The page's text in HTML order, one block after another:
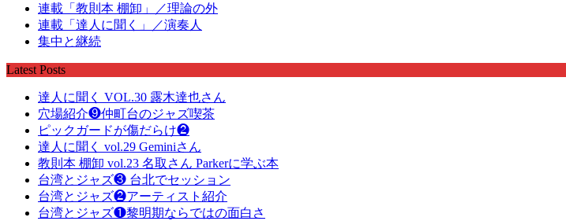
連載「教則本 棚卸」／理論の外
連載「達人に聞く」／演奏人
集中と継続
Latest Posts
達人に聞く VOL.30 露木達也さん
穴場紹介❾仲町台のジャズ喫茶
ピックガードが傷だらけ❷
達人に聞く vol.29 Geminiさん
教則本 棚卸 vol.23 名取さん Parkerに学ぶ本
台湾とジャズ❸ 台北でセッション
台湾とジャズ❷アーティスト紹介
台湾とジャズ❶黎明期ならではの面白さ